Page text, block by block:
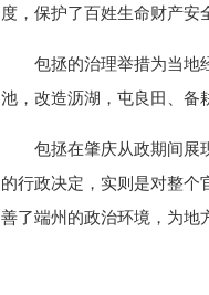
度，保护了百姓生命财产安
包拯的治理举措为当地
池，改造沥湖，屯良田、备
包拯在肇庆从政期间展
的行政决定，实则是对整个
善了端州的政治环境，为地